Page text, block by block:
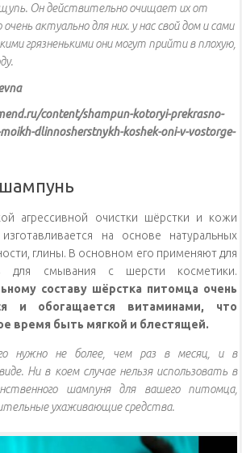
Он действительно очищает их от
очень актуально для них. у нас свой дом и сами
грязненькими они могут прийти в плохую,
content/shampun-kotoryi-prekrasno-
dlinnosherstnykh-koshek-oni-v-vostorge-
агрессивной очистки шёрстки и кожи
на основе натуральных
глины. В основном его применяют для
для смывания с шерсти косметики.
составу шёрстка питомца очень
и обогащается витаминами, что
время быть мягкой и блестящей.
нужно не более, чем раз в месяц, и в
Ни в коем случае нельзя использовать в
шампуня для вашего питомца,
ухаживающие средства.